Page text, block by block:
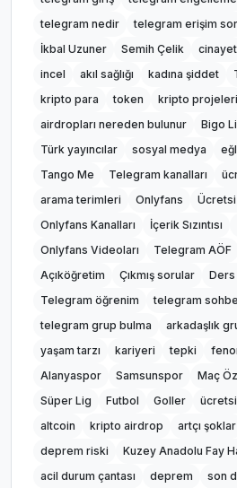
telegram nedir
telegram erişim
İkbal Uzuner
Semih Çelik cinayet
incel
akıl sağlığı kadına şiddet
kripto para
token kripto projeleri
airdropları nereden bulunur
Bigo
Türk yayıncılar
sosyal medya
Tango Me
Telegram kanalları
arama terimleri
Onlyfans
Onlyfans Kanalları
İçerik Sızıntısı
Onlyfans Videoları
Telegram AÖF
Açıköğretim
Çıkmış sorular Ders
Telegram öğrenim
telegram
telegram grup bulma
arkadaşlık
yaşam tarzı
kariyeri tepki
Alanyaspor
Samsunspor Maç
Süper Lig
Futbol Goller
altcoin
kripto airdrop artçı şoklar
deprem riski
Kuzey Anadolu Fay
acil durum çantası
deprem
son